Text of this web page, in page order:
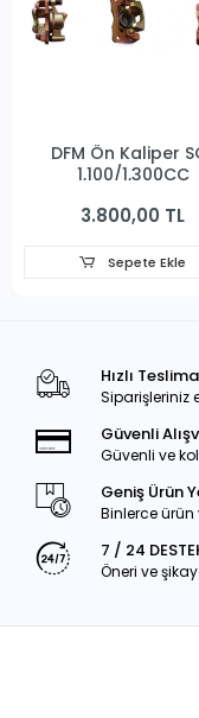
DFM Ön Kaliper
1,100/1,300CC
3.800,00 TL
Sepete Ekle
Hızlı
Siparişleriniz
Güvenli
Güvenli ve
Geniş Ürün
Binlerce
7 / 24
Öneri ve